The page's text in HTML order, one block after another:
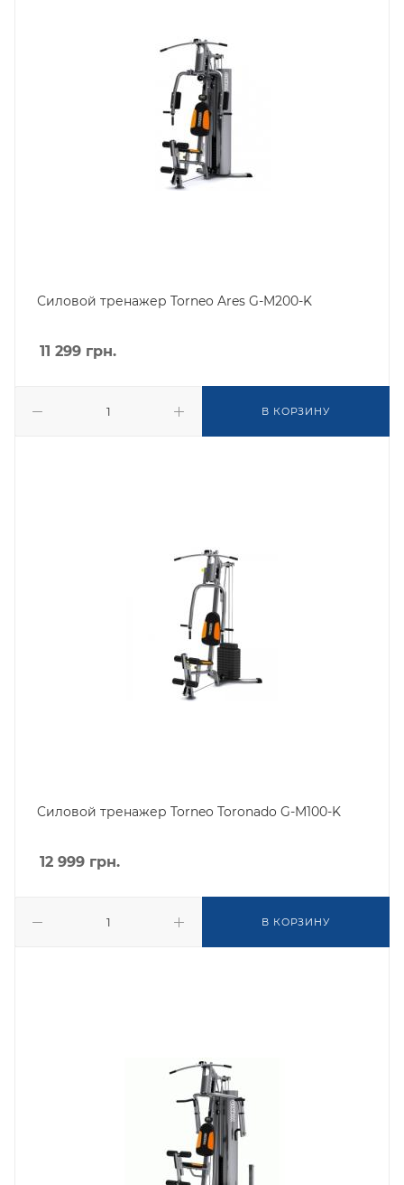
Силовой тренажер Torneo Ares G-M200-K
11 299 грн.
В КОРЗИНУ
Cиловой тренажер Torneo Toronado G-M100-K
12 999 грн.
В КОРЗИНУ